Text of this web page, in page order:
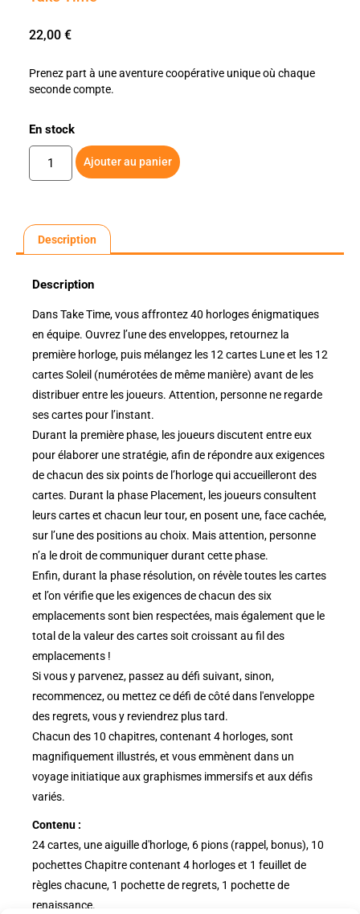
22,00 €
Prenez part à une aventure coopérative unique où chaque
seconde compte.
En stock
Ajouter au panier
Description
Description
Dans Take Time, vous affrontez 40 horloges énigmatiques
en équipe. Ouvrez l’une des enveloppes, retournez la
première horloge, puis mélangez les 12 cartes Lune et les 12
cartes Soleil (numérotées de même manière) avant de les
distribuer entre les joueurs. Attention, personne ne regarde
ses cartes pour l’instant.
Durant la première phase, les joueurs discutent entre eux
pour élaborer une stratégie, afin de répondre aux exigences
de chacun des six points de l’horloge qui accueilleront des
cartes. Durant la phase Placement, les joueurs consultent
leurs cartes et chacun leur tour, en posent une, face cachée,
sur l’une des positions au choix. Mais attention, personne
n’a le droit de communiquer durant cette phase.
Enfin, durant la phase résolution, on révèle toutes les cartes
et l’on vérifie que les exigences de chacun des six
emplacements sont bien respectées, mais également que le
total de la valeur des cartes soit croissant au fil des
emplacements !
Si vous y parvenez, passez au défi suivant, sinon,
recommencez, ou mettez ce défi de côté dans l'enveloppe
des regrets, vous y reviendrez plus tard.
Chacun des 10 chapitres, contenant 4 horloges, sont
magnifiquement illustrés, et vous emmènent dans un
voyage initiatique aux graphismes immersifs et aux défis
variés.
Contenu :
24 cartes, une aiguille d'horloge, 6 pions (rappel, bonus), 10
pochettes Chapitre contenant 4 horloges et 1 feuillet de
règles chacune, 1 pochette de regrets, 1 pochette de
renaissance.